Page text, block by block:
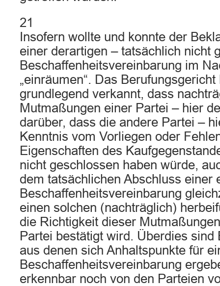
21
Insofern wollte und konnte der
einer derartigen – tatsächlich nicht
Beschaffenheitsvereinbarung im
„einräumen“. Das
grundlegend verkannt, dass
Mutmaßungen einer Partei – hier
darüber, dass die andere Partei –
Kenntnis vom Vorliegen oder
Eigenschaften des
nicht geschlossen haben würde,
dem tatsächlichen Abschluss einer
Beschaffenheitsvereinbarung
einen solchen (nachträglich)
die Richtigkeit dieser
Partei bestätigt wird. Überdies sind
aus denen sich Anhaltspunkte für
Beschaffenheitsvereinbarung
erkennbar noch von den Parteien